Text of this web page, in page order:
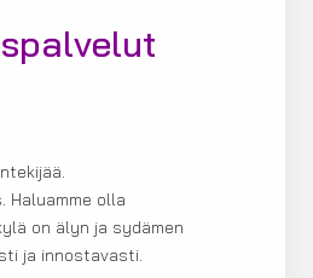
Haluamme olla
on älyn ja sydämen
ja innostavasti.